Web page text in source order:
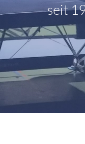
seit